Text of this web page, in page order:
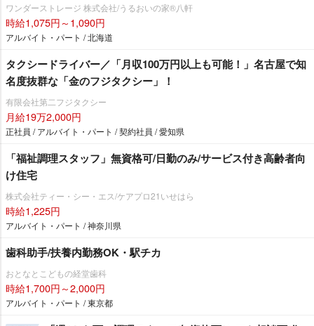
ワンダーストレージ 株式会社/うるおいの家®八軒
時給1,075円～1,090円
アルバイト・パート / 北海道
タクシードライバー／「月収100万円以上も可能！」名古屋で知
名度抜群な「金のフジタクシー」！
有限会社第二フジタクシー
月給19万2,000円
正社員 / アルバイト・パート / 契約社員 / 愛知県
「福祉調理スタッフ」無資格可/日勤のみ/サービス付き高齢者向
け住宅
株式会社ティー・シー・エス/ケアプロ21いせはら
時給1,225円
アルバイト・パート / 神奈川県
歯科助手/扶養内勤務OK・駅チカ
おとなとこどもの経堂歯科
時給1,700円～2,000円
アルバイト・パート / 東京都